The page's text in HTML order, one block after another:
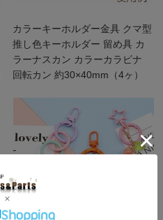
カラーキーホルダー金具 クマ型
推し色キーホルダー 留め具 カ
ラーナスカン カラーカラビナ
回転カン 約30×40mm（4ヶ）